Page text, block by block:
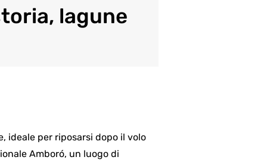
lagune
ideale per riposarsi dopo il volo
Amboró, un luogo di